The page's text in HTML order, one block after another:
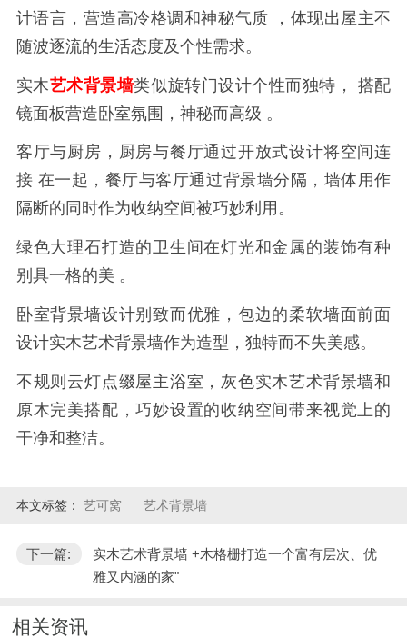
计语言，营造高冷格调和神秘气质 ，体现出屋主不
随波逐流的生活态度及个性需求。
实木艺术背景墙类似旋转门设计个性而独特， 搭配
镜面板营造卧室氛围，神秘而高级 。
客厅与厨房，厨房与餐厅通过开放式设计将空间连
接 在一起，餐厅与客厅通过背景墙分隔，墙体用作
隔断的同时作为收纳空间被巧妙利用。
绿色大理石打造的卫生间在灯光和金属的装饰有种
别具一格的美 。
卧室背景墙设计别致而优雅，包边的柔软墙面前面
设计实木艺术背景墙作为造型，独特而不失美感。
不规则云灯点缀屋主浴室，灰色实木艺术背景墙和
原木完美搭配，巧妙设置的收纳空间带来视觉上的
干净和整洁。
本文标签： 艺可窝 艺术背景墙
下一篇:
实木艺术背景墙 +木格栅打造一个富有层次、优
雅又内涵的家"
相关资讯